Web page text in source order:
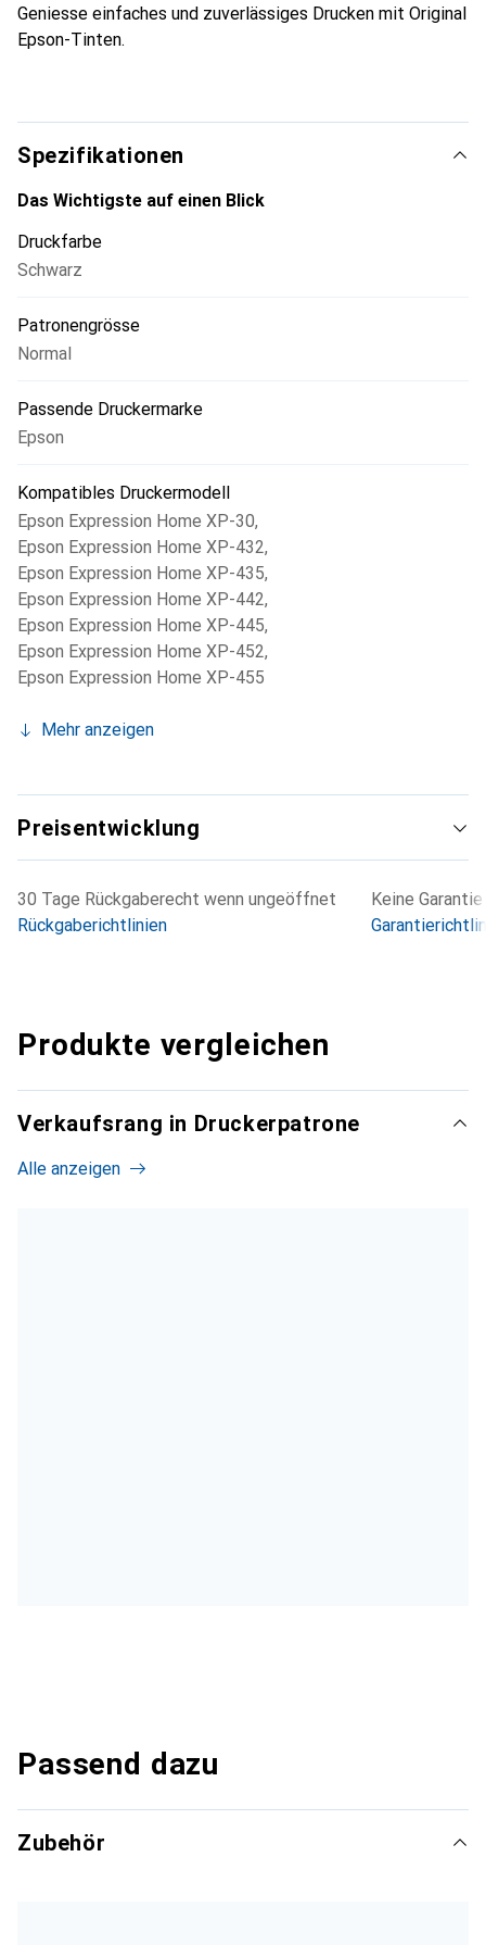
Geniesse einfaches und zuverlässiges Drucken mit Original
Epson-Tinten.
Spezifikationen
Das Wichtigste auf einen Blick
Druckfarbe
Schwarz
Patronengrösse
Normal
Passende Druckermarke
Epson
Kompatibles Druckermodell
Epson Expression Home XP-30,
Epson Expression Home XP-432,
Epson Expression Home XP-435,
Epson Expression Home XP-442,
Epson Expression Home XP-445,
Epson Expression Home XP-452,
Epson Expression Home XP-455
Mehr anzeigen
Preisentwicklung
30 Tage Rückgaberecht wenn ungeöffnet
Rückgaberichtlinien
Keine Garantie
Produkte vergleichen
Verkaufsrang in Druckerpatrone
Alle anzeigen
Passend dazu
Zubehör